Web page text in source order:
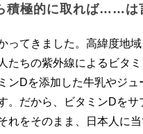
積極的に取れば……は
ってきました。高緯度地
たちの紫外線によるビタ
ンDを添加した牛乳やジュ
。だから、ビタミンDを
れをそのまま、日本人に